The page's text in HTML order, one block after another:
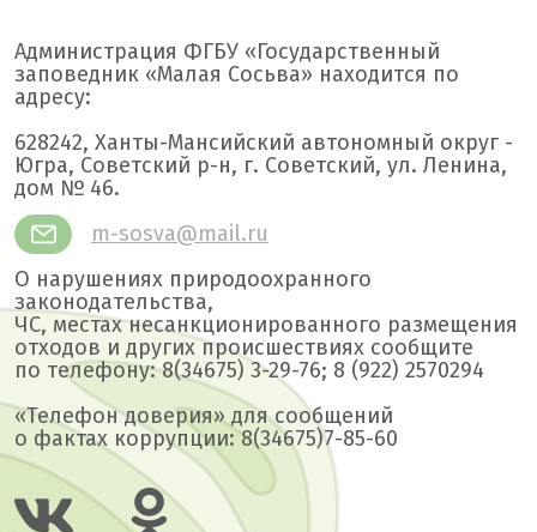
Администрация ФГБУ «Государственный
заповедник «Малая Сосьва» находится по
адресу:
628242, Ханты-Мансийский автономный округ -
Югра, Советский р-н, г. Советский, ул. Ленина,
дом № 46.
m-sosva@mail.ru
О нарушениях природоохранного
законодательства,
ЧС, местах несанкционированного размещения
отходов и других происшествиях сообщите
по телефону: 8(34675) 3-29-76; 8 (922) 2570294
«Телефон доверия» для сообщений
о фактах коррупции: 8(34675)7-85-60